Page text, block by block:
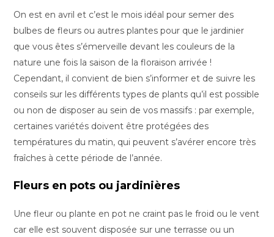
On est en avril et c’est le mois idéal pour semer des
bulbes de fleurs ou autres plantes pour que le jardinier
que vous êtes s’émerveille devant les couleurs de la
nature une fois la saison de la floraison arrivée !
Cependant, il convient de bien s’informer et de suivre les
conseils sur les différents types de plants qu’il est possible
ou non de disposer au sein de vos massifs : par exemple,
certaines variétés doivent être protégées des
températures du matin, qui peuvent s’avérer encore très
fraîches à cette période de l’année.
Fleurs en pots ou jardinières
Une fleur ou plante en pot ne craint pas le froid ou le vent
car elle est souvent disposée sur une terrasse ou un